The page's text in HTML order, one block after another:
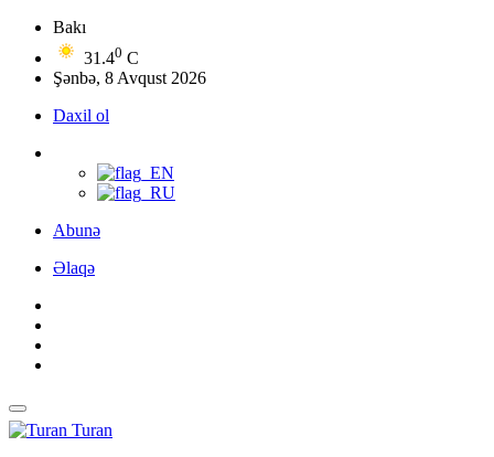
Bakı
31.40 C
Şənbə, 8 Avqust 2026
Daxil ol
Abunə
Əlaqə
Turan